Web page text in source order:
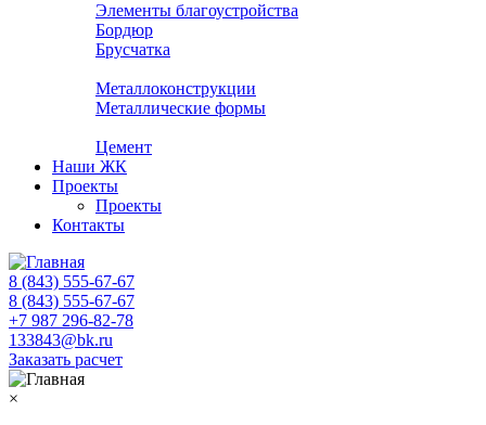
Элементы благоустройства
Бордюр
Брусчатка
Металлоконструкции
Металлические формы
Цемент
Наши ЖК
Проекты
Проекты
Контакты
8 (843) 555-67-67
8 (843) 555-67-67
+7 987 296-82-78
133843@bk.ru
Заказать расчет
×